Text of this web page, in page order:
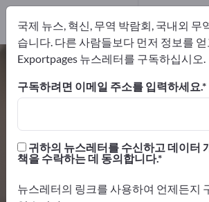
데스크 액세서리 – 제조업
업체 찾기
유통업체
국제 뉴스, 혁신, 무역 박람회, 국내외 무
습니다. 다른 사람들보다 먼저 정보를
Exportpages 뉴스레터를 구독하십시오.
구독하려면 이메일 주소를 입력하세요.
귀하의 뉴스레터를 수신하고 데이터
책을 수락하는 데 동의합니다.
뉴스레터의 링크를 사용하여 언제든지